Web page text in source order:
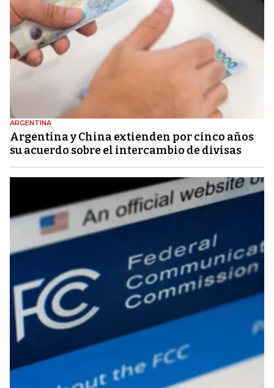
ARGENTINA
Argentina y China extienden por cinco años
su acuerdo sobre el intercambio de divisas